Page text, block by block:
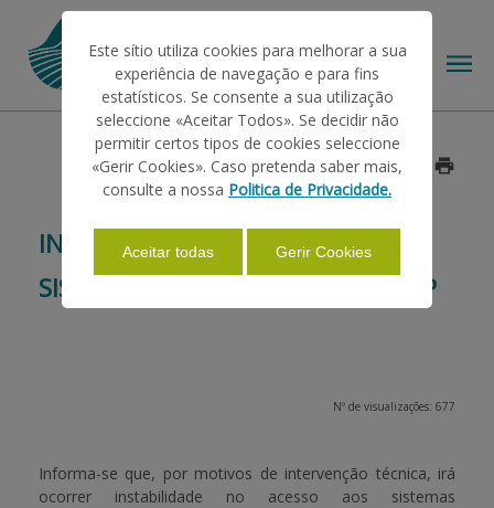
AJUDAS/APOIOS
INFORMAÇÕES
PAGAMENTOS
INTERVENÇÃO TÉCNICA NOS
SISTEMAS INFORMÁTICOS DO IFAP
Data: 2016/02/17
Nº de visualizações: 677
Informa-se que, por motivos de intervenção técnica, irá
ocorrer instabilidade no acesso aos sistemas
Este sítio utiliza cookies para melhorar a sua
experiência de navegação e para fins
estatísticos. Se consente a sua utilização
seleccione «Aceitar Todos». Se decidir não
permitir certos tipos de cookies seleccione
«Gerir Cookies». Caso pretenda saber mais,
consulte a nossa Politica de Privacidade.
Aceitar todas Gerir Cookies